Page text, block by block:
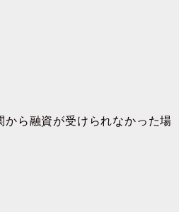
ら融資が受けられなかった場